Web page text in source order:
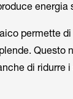
energia
permette
Questo
di ridurre